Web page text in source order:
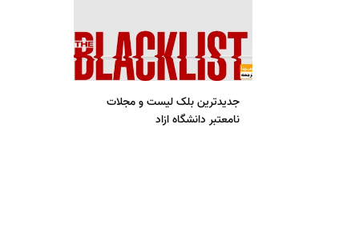
جدیدترین بلک لیست و مجلات
نامعتبر دانشگاه ازاد